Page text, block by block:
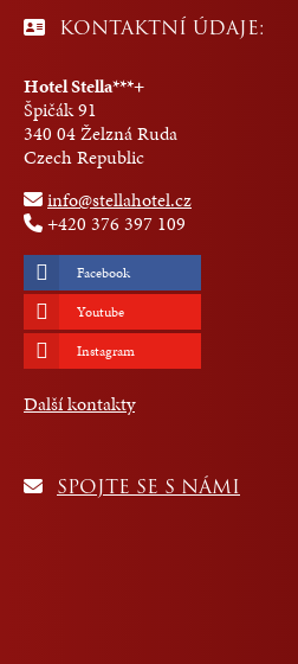
KONTAKTNÍ ÚDAJE:
Hotel Stella***+
Špičák 91
340 04 Želzná Ruda
Czech Republic
info@stellahotel.cz
+420 376 397 109
Facebook
Youtube
Instagram
Další kontakty
SPOJTE SE S NÁMI